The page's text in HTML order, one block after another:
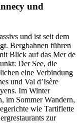
und
und ist seit dem
Bergbahnen führen
Blick auf das Mer de
Der See, die
eine Verbindung
und Val d’Isère
Im Winter
im Sommer Wandern,
wie Tartiflette
zur